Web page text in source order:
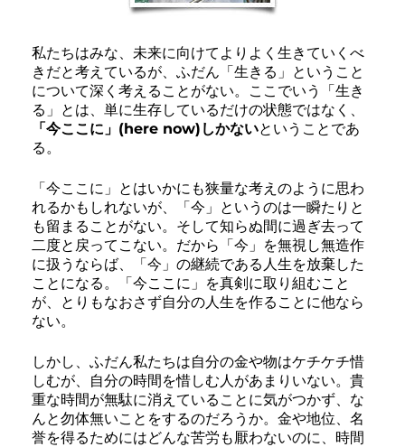
私たちはみな、未来に向けてよりよく生きていくべ
きだと考えているが、ふだん「生きる」ということ
について深く考えることがない。ここでいう「生き
る」とは、単に生存しているだけの状態ではなく、
「今ここに」(here now)しかないということであ
る。
「今ここに」とはいかにも狭量な考えのように思わ
れるかもしれないが、「今」というのは一瞬たりと
も留まることがない。そして知らぬ間に過ぎ去って
二度と戻ってこない。だから「今」を無視し無造作
に扱うならば、「今」の継続である人生を放棄した
ことになる。「今ここに」を真剣に取り組むこと
が、とりもなおさず自分の人生を作ることに他なら
ない。
しかし、ふだん私たちは自分の金や物はケチケチ惜
しむが、自分の時間を惜しむ人があまりいない。貴
重な時間が無駄に消えていることに気がつかず、な
んと勿体無いことをするのだろうか。金や地位、名
誉を得るためにはどんな苦労も厭わないのに、時間